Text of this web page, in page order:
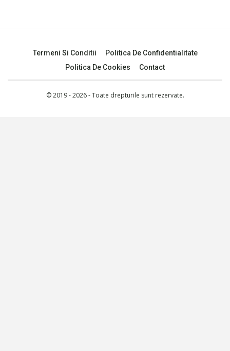
Termeni Si Conditii
Politica De Confidentialitate
Politica De Cookies
Contact
© 2019 - 2026 - Toate drepturile sunt rezervate.